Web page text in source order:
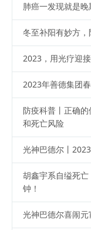
肺癌一发现就是
冬至补阳有妙方，
2023，用光疗迎
2023年善德集团
防疫科普丨正确
和死亡风险
光神巴德尔丨
胡鑫宇系自缢死
钟！
光神巴德尔喜闹